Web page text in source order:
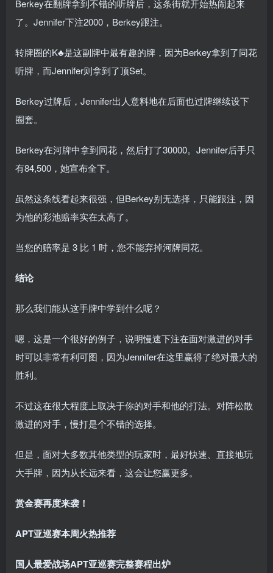
Berkey在翻牌拿到不错的听牌后，这条街就开始热闹起来
了。Jennifer下注2000，Berkey跟注。
转牌圈的K♣是这副牌中最有趣的牌，因为Berkey拿到了同花
听牌，而Jennifer则拿到了顶Set。
Berkey过牌后，Jennifer出人意料地在后面也过牌继续设下
圈套。
Berkey在河牌中拿到同花，然后打了30000。Jennifer后手只
有84,500，她宣布全下。
虽然这条线看起来很强，但Berkey别无选择，只能跟注，因
为他的彩池赔率实在太高了。
当您的赔率是 3 比 1 时，您不能弃掉河牌同花。
结论
那么我们能从这手牌中学到什么呢？
嗯，这是一个很好的例子，说明慢速下注在面对激进的对手
时可以非常有利可图，因为Jennifer在这里赢得了绝对最大的
胜利。
不过这在很大程度上取决于你的对手和他的打法。对阵松散
激进的对手，慢打是个不错的选择。
但是，面对大多数其他类型的玩家时，最好快速、直接地玩
大手牌，因为从长远来看，这会让您赢更多。
赏金赛再度来袭！
APT亚巡赛本周火热推荐
国人最爱战场APT亚巡赛完整赛程出炉